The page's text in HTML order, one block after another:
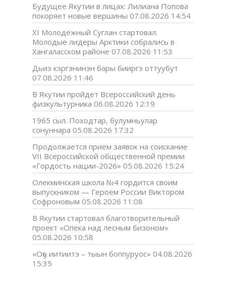
Будущее Якутии в лицах: Лилиана Попова
покоряет новые вершины 07.08.2026 14:54
XI Молодёжный Суглан стартовал:
Молодые лидеры Арктики собрались в
Хангаласском районе 07.08.2026 11:53
Дьиэ кэргэнинэн бары бииргэ оттуубут
07.08.2026 11:46
В Якутии пройдет Всероссийский день
физкультурника 06.08.2026 12:19
1965 сыл. Походтар, булумньулар
сонуннара 05.08.2026 17:32
Продолжается прием заявок на соискание
VII Всероссийской общественной премии
«Гордость нации-2026» 05.08.2026 15:24
Олекминская школа №4 гордится своим
выпускником — Героем России Виктором
Софроновым 05.08.2026 11:08
В Якутии стартовал благотворительный
проект «Опека над лесным бизоном»
05.08.2026 10:58
«Оҕо иитиитэ – тыын боппуруос» 04.08.2026
15:35